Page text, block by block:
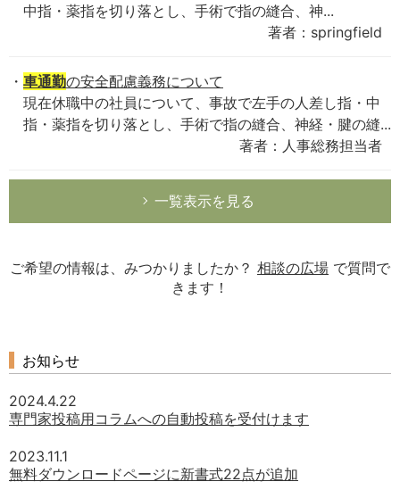
中指・薬指を切り落とし、手術で指の縫合、神...
著者：springfield
車通勤の安全配慮義務について
現在休職中の社員について、事故で左手の人差し指・中
指・薬指を切り落とし、手術で指の縫合、神経・腱の縫...
著者：人事総務担当者
一覧表示を見る
ご希望の情報は、みつかりましたか？ 相談の広場 で質問で
きます！
お知らせ
2024.4.22
専門家投稿用コラムへの自動投稿を受付けます
2023.11.1
無料ダウンロードページに新書式22点が追加